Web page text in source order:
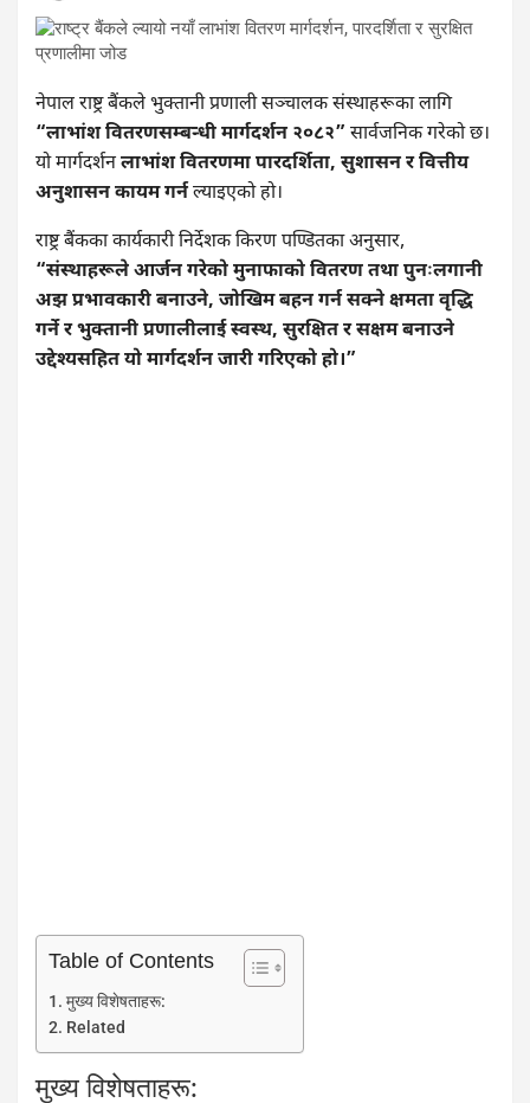
नेपाल राष्ट्र बैंकले भुक्तानी प्रणाली सञ्चालक संस्थाहरूका लागि
“लाभांश वितरणसम्बन्धी मार्गदर्शन २०८२” सार्वजनिक गरेको छ।
यो मार्गदर्शनलाभांश वितरणमा पारदर्शिता, सुशासन र वित्तीय
अनुशासन कायम गर्नल्याइएको हो।
राष्ट्र बैंकका कार्यकारी निर्देशक किरण पण्डितका अनुसार,
“संस्थाहरूले आर्जन गरेको मुनाफाको वितरण तथा पुनःलगानी
अझ प्रभावकारी बनाउने, जोखिम बहन गर्न सक्ने क्षमता वृद्धि
गर्ने र भुक्तानी प्रणालीलाई स्वस्थ, सुरक्षित र सक्षम बनाउने
उद्देश्यसहित यो मार्गदर्शन जारी गरिएको हो।”
Table of Contents
मुख्य विशेषताहरू:
Related
मुख्य विशेषताहरू: